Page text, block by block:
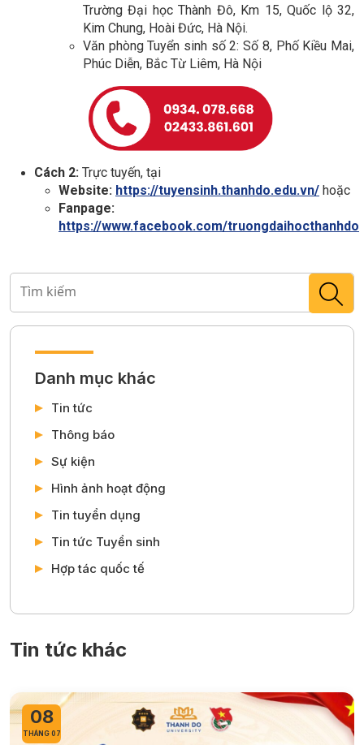
Trường Đại học Thành Đô, Km 15, Quốc lộ 32,
Kim Chung, Hoài Đức, Hà Nội.
Văn phòng Tuyển sinh số 2: Số 8, Phố Kiều Mai,
Phúc Diễn, Bắc Từ Liêm, Hà Nội
Cách 2: Trực tuyến, tại
Website: https://tuyensinh.thanhdo.edu.vn/ hoặc
Fanpage:
https://www.facebook.com/truongdaihocthanhdo
Danh mục khác
Tin tức
Thông báo
Sự kiện
Hình ảnh hoạt động
Tin tuyển dụng
Tin tức Tuyển sinh
Hợp tác quốc tế
Tin tức khác
08
THÁNG 07